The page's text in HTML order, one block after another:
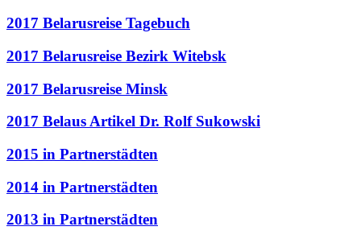
2017 Belarusreise Tagebuch
2017 Belarusreise Bezirk Witebsk
2017 Belarusreise Minsk
2017 Belaus Artikel Dr. Rolf Sukowski
2015 in Partnerstädten
2014 in Partnerstädten
2013 in Partnerstädten